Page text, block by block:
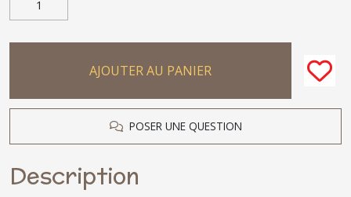
AJOUTER AU PANIER
POSER UNE QUESTION
Description